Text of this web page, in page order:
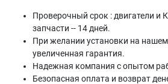
Проверочный срок : двигатели и
запчасти -- 14 дней.
При желании установки на
увеличенная гарантия.
Надежная компания с опытом
Безопасная оплата и возврат